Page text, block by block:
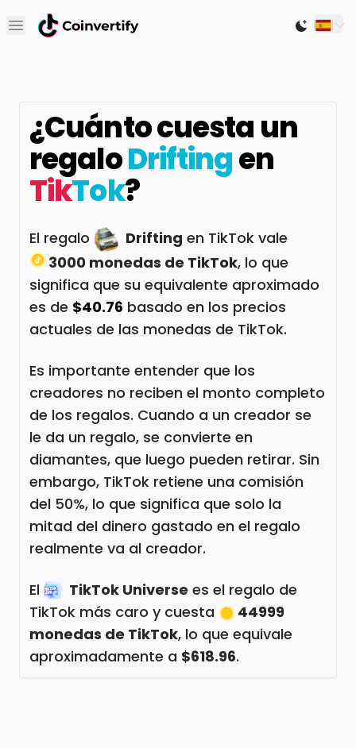
Open main menu Switch
¿Cuánto cuesta un
regaloDriftingen
TikTok?
El regalo Drifting en TikTok vale
3000 monedas de TikTok, lo que
significa que su equivalente aproximado
es de $40.76 basado en los precios
actuales de las monedas de TikTok.
Es importante entender que los
creadores no reciben el monto completo
de los regalos. Cuando a un creador se
le da un regalo, se convierte en
diamantes, que luego pueden retirar. Sin
embargo, TikTok retiene una comisión
del 50%, lo que significa que solo la
mitad del dinero gastado en el regalo
realmente va al creador.
El TikTok Universe es el regalo de
TikTok más caro y cuesta
44999
monedas de TikTok, lo que equivale
aproximadamente a $618.96.